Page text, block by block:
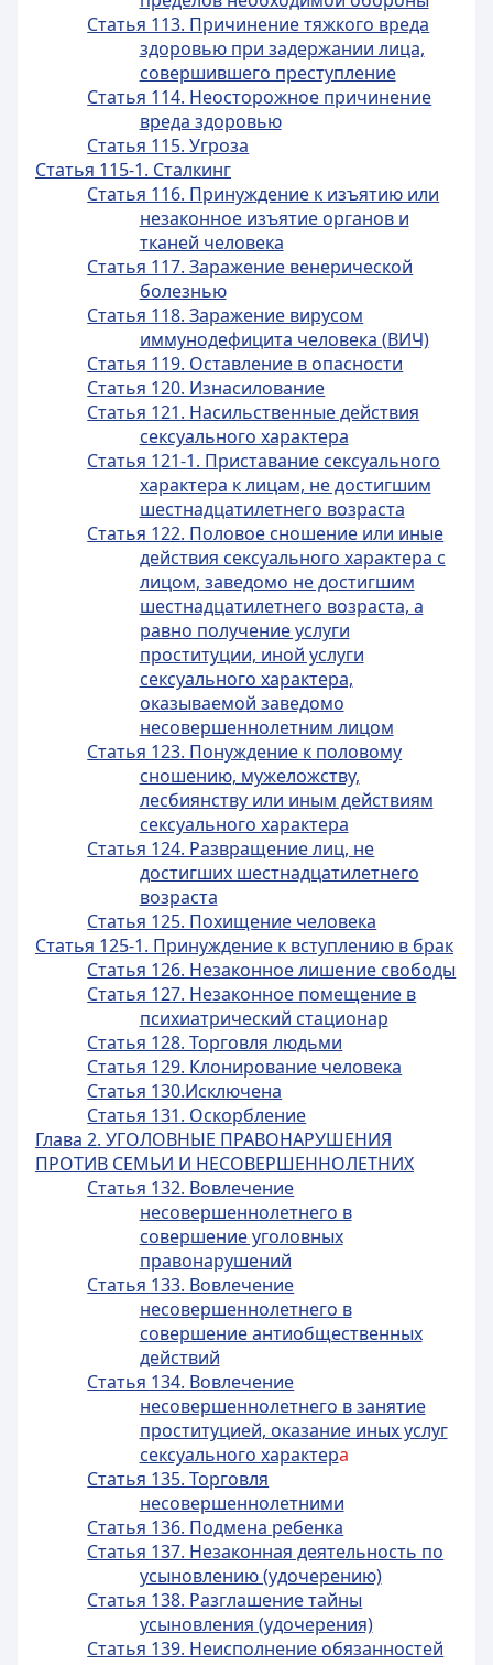
Статья 113. Причинение тяжкого вреда
здоровью при задержании лица,
совершившего преступление
Статья 114. Неосторожное причинение
вреда здоровью
Статья 115. Угроза
Статья 115-1. Сталкинг
Статья 116. Принуждение к изъятию или
незаконное изъятие органов и
тканей человека
Статья 117. Заражение венерической
болезнью
Статья 118. Заражение вирусом
иммунодефицита человека (ВИЧ)
Статья 119. Оставление в опасности
Статья 120. Изнасилование
Статья 121. Насильственные действия
сексуального характера
Статья 121-1. Приставание сексуального
характера к лицам, не достигшим
шестнадцатилетнего возраста
Статья 122. Половое сношение или иные
действия сексуального характера с
лицом, заведомо не достигшим
шестнадцатилетнего возраста, а
равно получение услуги
проституции, иной услуги
сексуального характера,
оказываемой заведомо
несовершеннолетним лицом
Статья 123. Понуждение к половому
сношению, мужеложству,
лесбиянству или иным действиям
сексуального характера
Статья 124. Развращение лиц, не
достигших шестнадцатилетнего
возраста
Статья 125. Похищение человека
Статья 125-1. Принуждение к вступлению в брак
Статья 126. Незаконное лишение свободы
Статья 127. Незаконное помещение в
психиатрический стационар
Статья 128. Торговля людьми
Статья 129. Клонирование человека
Статья 130.Исключена
Статья 131. Оскорбление
Глава 2. УГОЛОВНЫЕ ПРАВОНАРУШЕНИЯ
ПРОТИВ СЕМЬИ И НЕСОВЕРШЕННОЛЕТНИХ
Статья 132. Вовлечение
несовершеннолетнего в
совершение уголовных
правонарушений
Статья 133. Вовлечение
несовершеннолетнего в
совершение антиобщественных
действий
Статья 134. Вовлечение
несовершеннолетнего в занятие
проституцией, оказание иных услуг
сексуального характера
Статья 135. Торговля
несовершеннолетними
Статья 136. Подмена ребенка
Статья 137. Незаконная деятельность по
усыновлению (удочерению)
Статья 138. Разглашение тайны
усыновления (удочерения)
Статья 139. Неисполнение обязанностей